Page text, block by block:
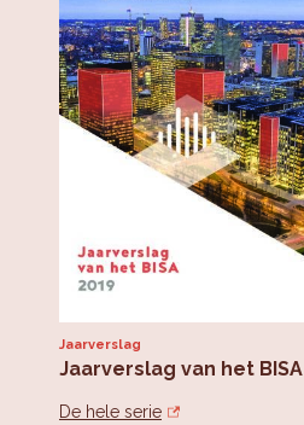
Jaarverslag
Jaarverslag van het BISA
De hele serie